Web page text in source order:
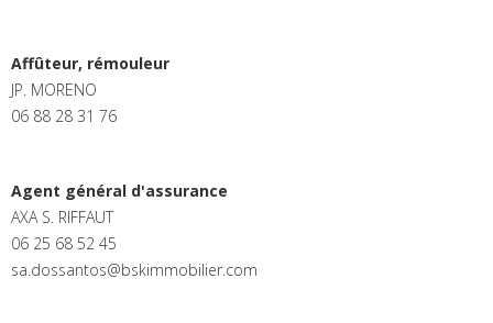
Affûteur, rémouleur
JP. MORENO
06 88 28 31 76
Agent général d'assurance
AXA S. RIFFAUT
06 25 68 52 45
sa.dossantos@bskimmobilier.com